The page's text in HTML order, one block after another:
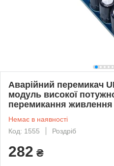
Аварійний перемикач
модуль високої
перемикання живлення
Немає в наявності
Код: 1555
Роздріб
282 ₴